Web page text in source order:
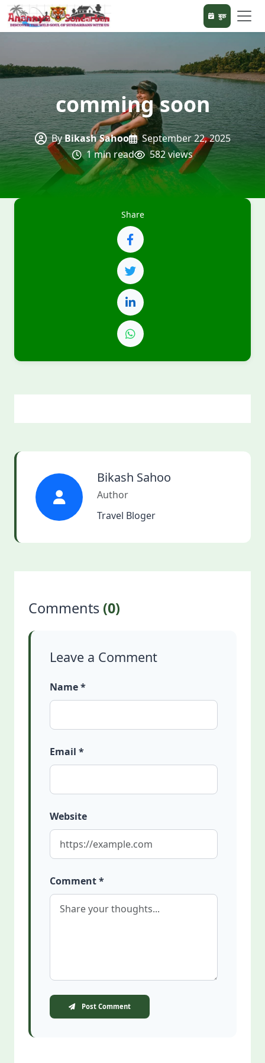
बुक
comming soon
ByBikash Sahoo
September 22, 2025
1 min read
582 views
Share
Bikash Sahoo
Author
Travel Bloger
Comments (0)
Leave a Comment
Name *
Email *
Website
Comment *
Post Comment